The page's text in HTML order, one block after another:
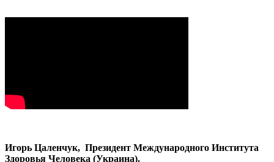
Игорь Цаленчук, Президент Международного Института
Здоровья Человека (Украина).